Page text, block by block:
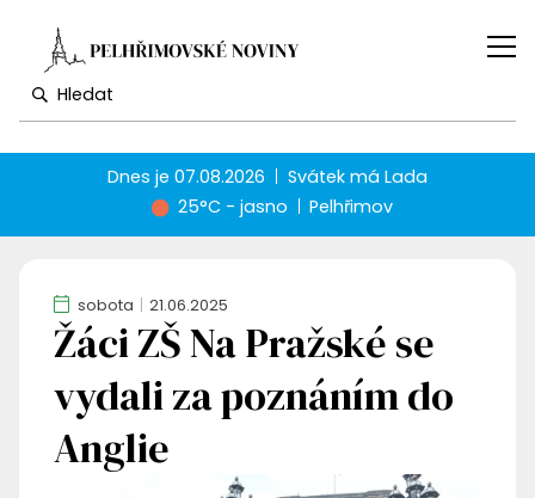
Dnes je07.08.2026 Svátek má Lada
25°C - jasno
Pelhřimov
sobota 21.06.2025
Žáci ZŠ Na Pražské se
vydali za poznáním do
Anglie